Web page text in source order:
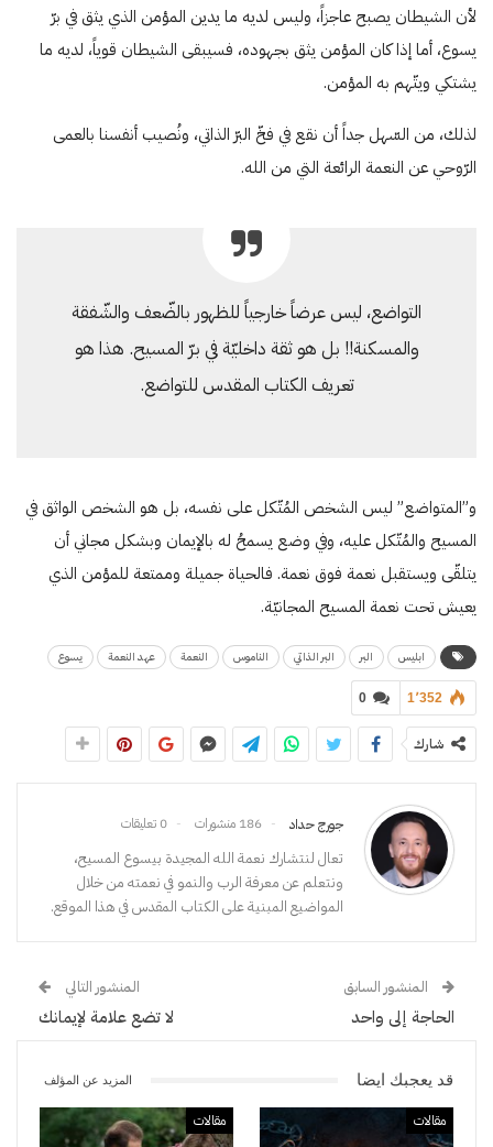
لأن الشيطان يصبح عاجزاً، وليس لديه ما يدين المؤمن الذي يثق في برّ
يسوع، أما إذا كان المؤمن يثق بجهوده، فسيبقى الشيطان قوياً، لديه ما
يشتكي ويتّهم به المؤمن.
لذلك، من السّهل جداً أن نقع في فخّ البرّ الذاتي، ونُصيب أنفسنا بالعمى
الرّوحي عن النعمة الرائعة التي من الله.
التواضع، ليس عرضاً خارجياً للظهور بالضّعف والشّفقة
والمسكنة!! بل هو ثقة داخليّة في برّ المسيح. هذا هو
تعريف الكتاب المقدس للتواضع.
و”المتواضع” ليس الشخص المُتّكل على نفسه، بل هو الشخص الواثق في
المسيح والمُتّكل عليه، وفي وضع يسمحُ له بالإيمان وبشكل مجاني أن
يتلقّى ويستقبل نعمة فوق نعمة. فالحياة جميلة وممتعة للمؤمن الذي
يعيش تحت نعمة المسيح المجانيّة.
ابليس البر البر الذاتي الناموس النعمة عهد النعمة يسوع
0 1٬352
شارك
جورج حداد 186 منشورات 0 تعليقات
تعال لنتشارك نعمة الله المجيدة بيسوع المسيح،
ونتعلم عن معرفة الرب والنمو في نعمته من خلال
المواضيع المبنية على الكتاب المقدس في هذا الموقع.
المنشور السابق
الحاجة إلى واحد
المنشور التالي
لا تضع علامة لإيمانك
قد يعجبك ايضا المزيد عن المؤلف
مقالات مقالات